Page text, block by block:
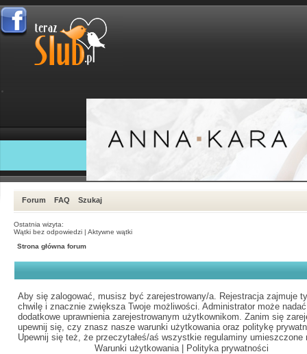
Forum FAQ Szukaj
Ostatnia wizyta:
Wątki bez odpowiedzi | Aktywne wątki
Strona główna forum
Aby się zalogować, musisz być zarejestrowany/a. Rejestracja zajmuje
chwilę i znacznie zwiększa Twoje możliwości. Administrator może nadać
dodatkowe uprawnienia zarejestrowanym użytkownikom. Zanim się
upewnij się, czy znasz nasze warunki użytkowania oraz politykę
Upewnij się też, że przeczytałeś/aś wszystkie regulaminy umieszczone
Warunki użytkowania| Polityka prywatności